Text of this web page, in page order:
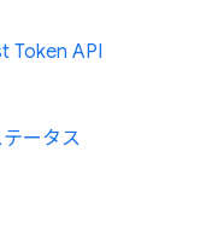
Token API
ータス